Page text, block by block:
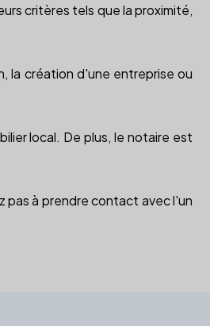
critères tels que la proximité,
la création d'une entreprise ou
local. De plus, le notaire est
pas à prendre contact avec l'un